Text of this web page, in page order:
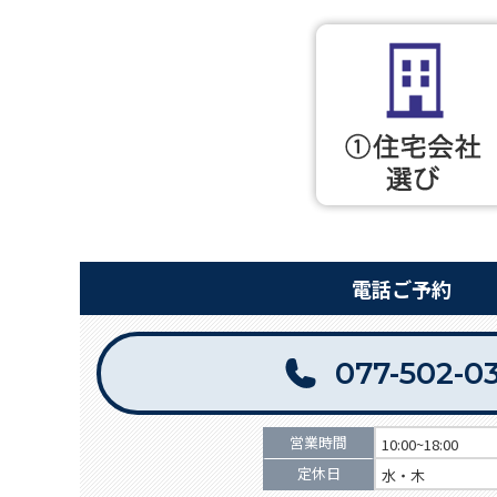
電話ご予約
077-502-
営業時間
10:00~18:00
定休日
水・木